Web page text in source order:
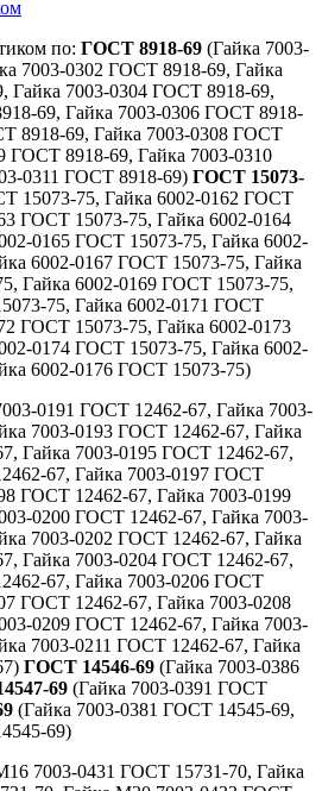
по: ГОСТ 8918-69 (Гайка 7003-
7003-0302 ГОСТ 8918-69, Гайка
Гайка 7003-0304 ГОСТ 8918-69,
69, Гайка 7003-0306 ГОСТ 8918-
8918-69, Гайка 7003-0308 ГОСТ
ГОСТ 8918-69, Гайка 7003-0310
0311 ГОСТ 8918-69) ГОСТ 15073-
15073-75, Гайка 6002-0162 ГОСТ
ГОСТ 15073-75, Гайка 6002-0164
0165 ГОСТ 15073-75, Гайка 6002-
6002-0167 ГОСТ 15073-75, Гайка
Гайка 6002-0169 ГОСТ 15073-75,
75, Гайка 6002-0171 ГОСТ
ГОСТ 15073-75, Гайка 6002-0173
0174 ГОСТ 15073-75, Гайка 6002-
6002-0176 ГОСТ 15073-75)
0191 ГОСТ 12462-67, Гайка 7003-
7003-0193 ГОСТ 12462-67, Гайка
Гайка 7003-0195 ГОСТ 12462-67,
67, Гайка 7003-0197 ГОСТ
ГОСТ 12462-67, Гайка 7003-0199
0200 ГОСТ 12462-67, Гайка 7003-
7003-0202 ГОСТ 12462-67, Гайка
Гайка 7003-0204 ГОСТ 12462-67,
67, Гайка 7003-0206 ГОСТ
ГОСТ 12462-67, Гайка 7003-0208
0209 ГОСТ 12462-67, Гайка 7003-
7003-0211 ГОСТ 12462-67, Гайка
ГОСТ 14546-69 (Гайка 7003-0386
69 (Гайка 7003-0391 ГОСТ
(Гайка 7003-0381 ГОСТ 14545-69,
69)
7003-0431 ГОСТ 15731-70, Гайка